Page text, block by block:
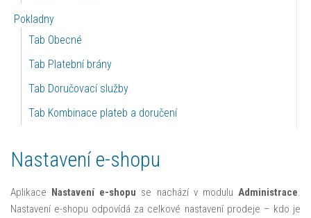
Pokladny
Tab Obecné
Tab Platební brány
Tab Doručovací služby
Tab Kombinace plateb a doručení
Nastavení e-shopu
Aplikace Nastavení e-shopu se nachází v moduluAdministrace
Nastavení e-shopu odpovídá za celkové nastavení prodeje – kdo je